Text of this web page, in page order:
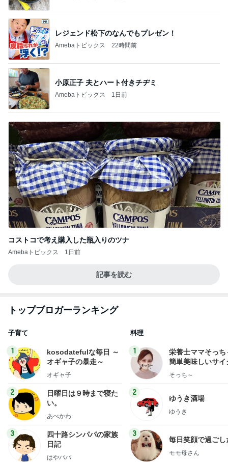
レジェンド松下のなんでもプレゼン！
Amebaトピックス 22時間前
小原正子 夫とハート付きチヂミ
Amebaトピックス 1日前
コストコで考え購入した瓶入りのツナ
Amebaトピックス 1日前
記事を読む
トップブロガーランキング
子育て
1
kosodatefulな毎日 ～
オギャ子の暴走～
オギャ子
2
日曜日は９時まで寝た
い。
あべかわ
3
四十路シンパパの家族
日記
はやパパ
料理
1
栄養士ママそっち
簡単美味しいサイ
献立
そっち～
2
ゆうき酒場
ゆうき
3
毎日笑顔で過ごし
モモ母さん